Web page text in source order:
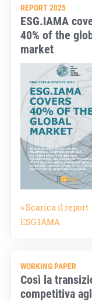
REPORT 2025
ESG.IAMA
40% of the
market
» Scarica il report
ESG.IAMA
WORKING PAPER
Così la
competitiva